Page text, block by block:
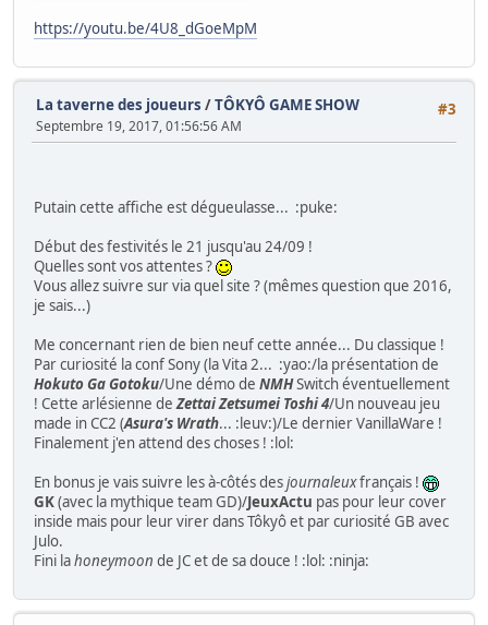
https://youtu.be/4U8_dGoeMpM
#3
La taverne des joueurs /TÔKYÔ GAME SHOW
Septembre 19, 2017, 01:56:56 AM
Putain cette affiche est dégueulasse... :puke:
Début des festivités le 21 jusqu'au 24/09 !
Quelles sont vos attentes ?
Vous allez suivre sur via quel site ? (mêmes question que 2016,
je sais...)
Me concernant rien de bien neuf cette année... Du classique !
Par curiosité la conf Sony (la Vita 2... :yao:/la présentation de
Hokuto Ga Gotoku/Une démo de NMHSwitch éventuellement
! Cette arlésienne deZettai Zetsumei Toshi 4/Un nouveau jeu
made in CC2 (Asura's Wrath... :leuv:)/Le dernier VanillaWare !
Finalement j'en attend des choses ! :lol:
En bonus je vais suivre les à-côtés desjournaleuxfrançais !
GK(avec la mythique team GD)/JeuxActu pas pour leur cover
inside mais pour leur virer dans Tôkyô et par curiosité GB avec
Julo.
Fini lahoneymoon de JC et de sa douce ! :lol: :ninja: